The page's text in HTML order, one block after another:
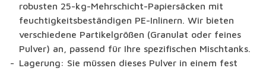
robusten 25-kg-Mehrschicht-Papiersäcken mit
feuchtigkeitsbeständigen PE-Inlinern. Wir bieten
verschiedene Partikelgrößen (Granulat oder feines
Pulver) an, passend für Ihre spezifischen Mischtanks.
Lagerung: Sie müssen dieses Pulver in einem fest